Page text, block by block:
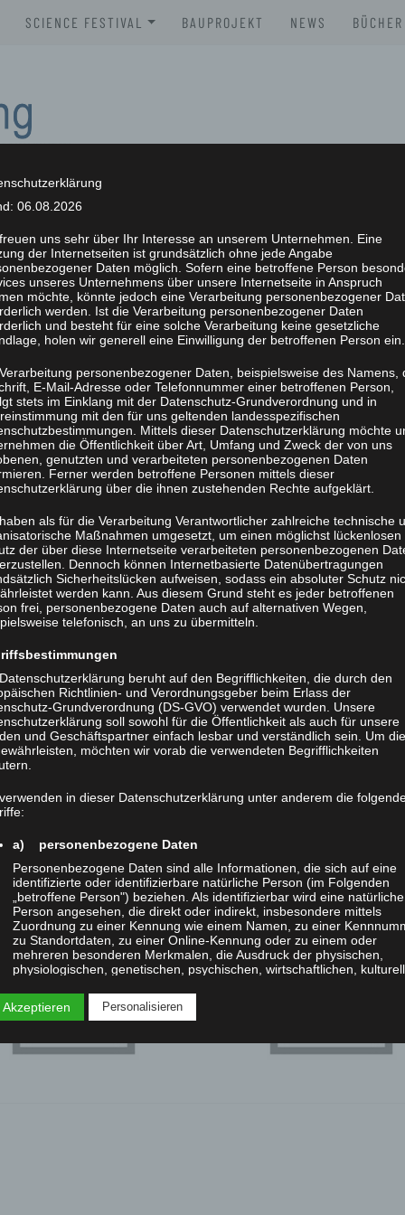
SCIENCE FESTIVAL
XLAB SCIENCE FESTIVAL 2023
SCIENCE FESTIVAL 2004-2023
BAUPROJEKT NEWS BÜCHER
06.08.2026
uns sehr über Ihr Interesse an unserem Unternehmen. Eine
der Internetseiten ist grundsätzlich ohne jede Angabe
Daten möglich. Sofern eine betroffene Person
unseres Unternehmens über unsere Internetseite in Anspruch
möchte, könnte jedoch eine Verarbeitung personenbezogener
werden. Ist die Verarbeitung personenbezogener Daten
und besteht für eine solche Verarbeitung keine gesetzliche
holen wir generell eine Einwilligung der betroffenen Person ein.
personenbezogener Daten, beispielsweise des Namens,
E-Mail-Adresse oder Telefonnummer einer betroffenen Person,
stets im Einklang mit der Datenschutz-Grundverordnung und in
mit den für uns geltenden landesspezifischen
Mittels dieser Datenschutzerklärung möchte
die Öffentlichkeit über Art, Umfang und Zweck der von uns
genutzten und verarbeiteten personenbezogenen Daten
Ferner werden betroffene Personen mittels dieser
über die ihnen zustehenden Rechte aufgeklärt.
als für die Verarbeitung Verantwortlicher zahlreiche technische
Maßnahmen umgesetzt, um einen möglichst lückenlosen
der über diese Internetseite verarbeiteten personenbezogenen
Dennoch können Internetbasierte Datenübertragungen
Sicherheitslücken aufweisen, sodass ein absoluter Schutz
werden kann. Aus diesem Grund steht es jeder betroffenen
frei, personenbezogene Daten auch auf alternativen Wegen,
telefonisch, an uns zu übermitteln.
beruht auf den Begrifflichkeiten, die durch den
Richtlinien- und Verordnungsgeber beim Erlass der
Grundverordnung (DS-GVO) verwendet wurden. Unsere
soll sowohl für die Öffentlichkeit als auch für unsere
und Geschäftspartner einfach lesbar und verständlich sein. Um
möchten wir vorab die verwendeten Begrifflichkeiten
in dieser Datenschutzerklärung unter anderem die
a) personenbezogene Daten
Personenbezogene Daten sind alle Informationen, die sich auf eine
identifizierte oder identifizierbare natürliche Person (im Folgenden
„betroffene Person") beziehen. Als identifizierbar wird eine natürliche
Person angesehen, die direkt oder indirekt, insbesondere mittels
Zuordnung zu einer Kennung wie einem Namen, zu einer
zu Standortdaten, zu einer Online-Kennung oder zu einem oder
mehreren besonderen Merkmalen, die Ausdruck der physischen,
physiologischen, genetischen, psychischen, wirtschaftlichen,
werden kann.
Betroffene Person ist jede identifizierte oder identifizierbare natürliche
Personalisieren